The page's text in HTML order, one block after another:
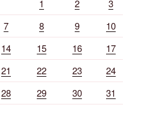
1 2
3
7 8 9
10
14 15 16
17
21 22 23
24
28 29 30 31